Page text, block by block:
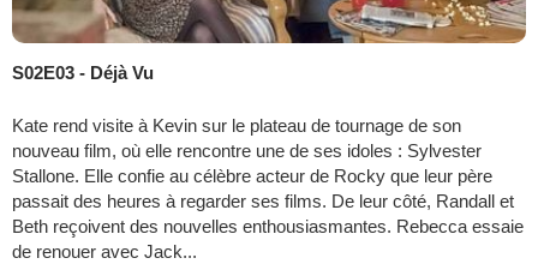
S02E03 - Déjà Vu
Kate rend visite à Kevin sur le plateau de tournage de son
nouveau film, où elle rencontre une de ses idoles : Sylvester
Stallone. Elle confie au célèbre acteur de Rocky que leur père
passait des heures à regarder ses films. De leur côté, Randall et
Beth reçoivent des nouvelles enthousiasmantes. Rebecca essaie
de renouer avec Jack...